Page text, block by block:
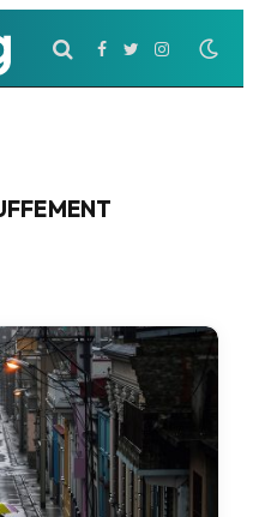
Facebook
TwitterInstagram